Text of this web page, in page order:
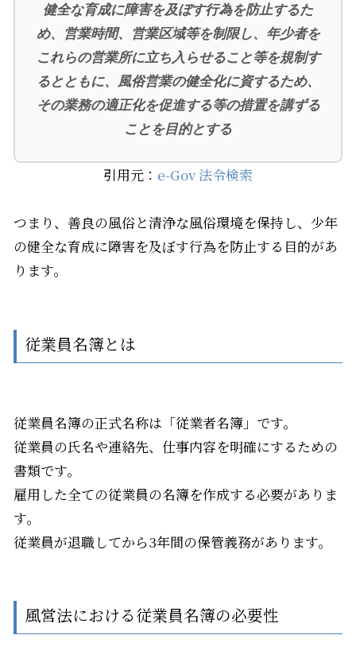
健全な育成に障害を及ぼす行為を防止するた
め、営業時間、営業区域等を制限し、年少者を
これらの営業所に立ち入らせること等を規制す
るとともに、風俗営業の健全化に資するため、
その業務の適正化を促進する等の措置を講ずる
ことを目的とする
引用元： e-Gov 法令検索
つまり、善良の風俗と清浄な風俗環境を保持し、少年
の健全な育成に障害を及ぼす行為を防止する目的があ
ります。
従業員名簿とは
従業員名簿の正式名称は「従業者名簿」です。
従業員の氏名や連絡先、仕事内容を明確にするための
書類です。
雇用した全ての従業員の名簿を作成する必要がありま
す。
従業員が退職してから3年間の保管義務があります。
風営法における従業員名簿の必要性